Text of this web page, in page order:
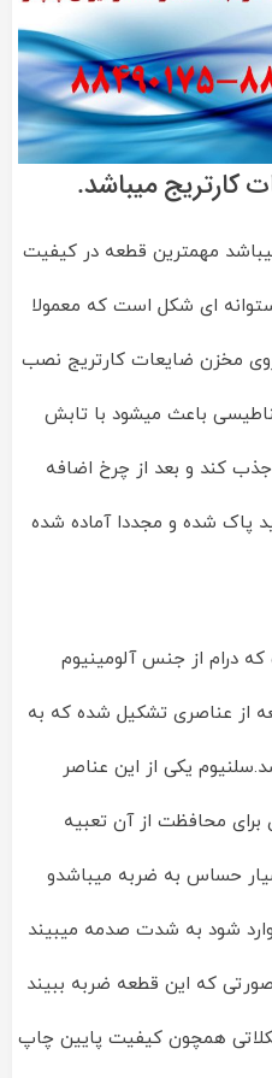
کارتریج میباشد.
مهمترین قطعه در کیفیت
ای شکل است که معمولا
روی مخزن ضایعات کارتریج نصب
باعث میشود با تابش
جذب کند و بعد از چرخ اضافه
پاک شده و مجددا آماده شده
درام از جنس آلومینیوم
از عناصری تشکیل شده که به
یکی از این عناصر
برای محافظت از آن تعبیه
حساس به ضربه میباشدو
شود به شدت صدمه میبیند
که این قطعه ضربه ببیند
همچون کیفیت پایین چاپ